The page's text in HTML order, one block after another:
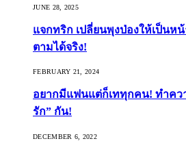
JUNE 28, 2025
แจกทริก เปลี่ยนพุงป่องให้เป็นห
ตามได้จริง!
FEBRUARY 21, 2024
อยากมีแฟนแต่ก็เททุกคน! ทำคว
รัก” กัน!
DECEMBER 6, 2022